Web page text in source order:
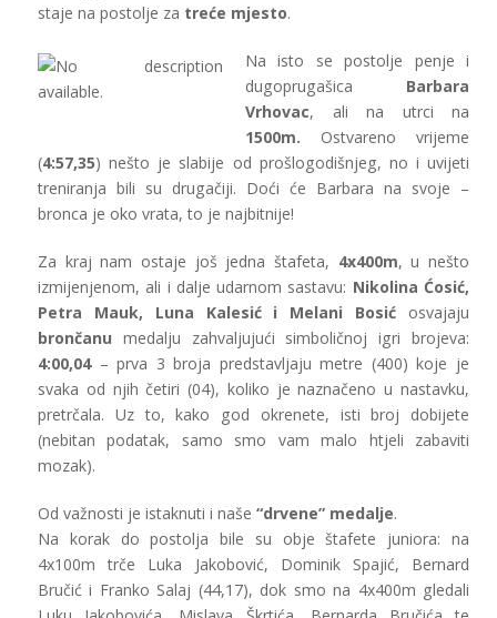
staje na postolje za treće mjesto.
Na isto se postolje penje i
dugoprugašica Barbara
Vrhovac, ali na utrci na
1500m. Ostvareno vrijeme
(4:57,35) nešto je slabije od prošlogodišnjeg, no i uvijeti
treniranja bili su drugačiji. Doći će Barbara na svoje –
bronca je oko vrata, to je najbitnije!
Za kraj nam ostaje još jedna štafeta, 4x400m, u nešto
izmijenjenom, ali i dalje udarnom sastavu: Nikolina Ćosić,
Petra Mauk, Luna Kalesić i Melani Bosić osvajaju
brončanu medalju zahvaljujući simboličnoj igri brojeva:
4:00,04– prva 3 broja predstavljaju metre (400) koje je
svaka od njih četiri (04), koliko je naznačeno u nastavku,
pretrčala. Uz to, kako god okrenete, isti broj dobijete
(nebitan podatak, samo smo vam malo htjeli zabaviti
mozak).
Od važnosti je istaknuti i naše “drvene” medalje.
Na korak do postolja bile su obje štafete juniora: na
4x100m trče Luka Jakobović, Dominik Spajić, Bernard
Bručić i Franko Salaj (44,17), dok smo na 4x400m gledali